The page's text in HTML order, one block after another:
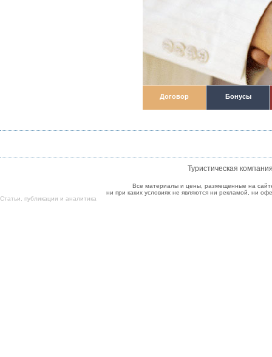
Договор Бонусы
Туристическая
Все материалы и цены, размещенные на
ни при каких условиях не являются ни рекламой, ни
Cтатьи
публикации и аналитика